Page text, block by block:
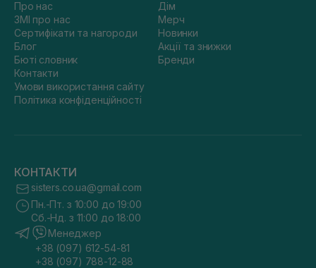
Про нас
ЗМІ про нас
Сертифікати та нагороди
Блог
Бюті словник
Контакти
Умови використання сайту
Політика конфіденційності
Дім
Мерч
Новинки
Акції та знижки
Бренди
КОНТАКТИ
sisters.co.ua@gmail.com
Пн.-Пт. з 10:00 до 19:00
Сб.-Нд. з 11:00 до 18:00
Менеджер
+38 (097) 612-54-81
+38 (097) 788-12-88